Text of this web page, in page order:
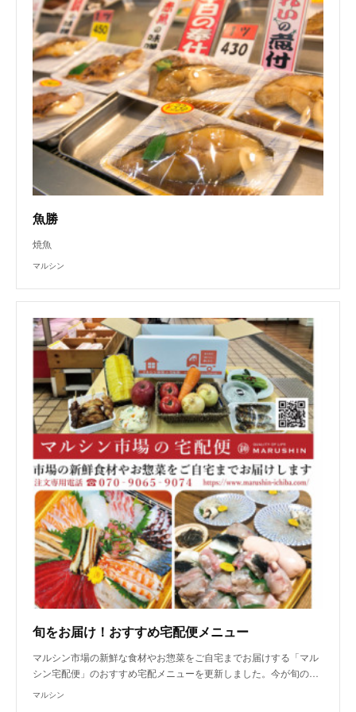
魚勝
焼魚
マルシン
旬をお届け！おすすめ宅配便メニュー
マルシン市場の新鮮な食材やお惣菜をご自宅までお届けする「マル
シン宅配便」のおすすめ宅配メニューを更新しました。今が旬の…
マルシン